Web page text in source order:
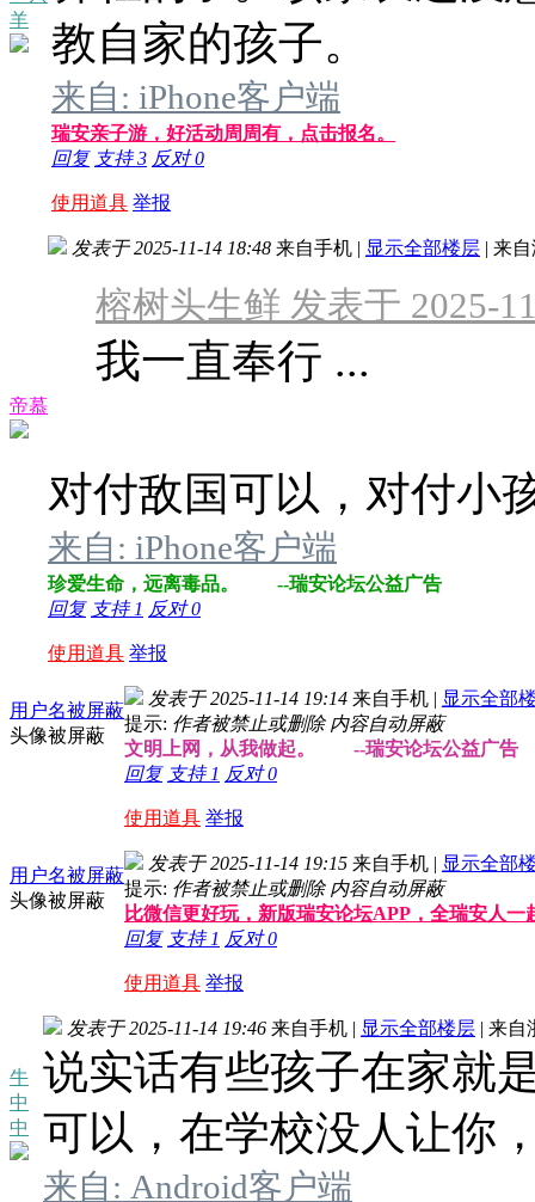
羊
教自家的孩子。
来自: iPhone客户端
瑞安亲子游，好活动周周有，点击报名。
回复 支持3 反对0
使用道具 举报
帝慕
发表于 2025-11-14 18:48 来自手机 | 显示全部楼层 | 来
榕树头生鲜 发表于 2025-
我一直奉行 ...
对付敌国可以，对付小
来自: iPhone客户端
珍爱生命，远离毒品。 --瑞安论坛公益广告
回复 支持 1 反对0
使用道具 举报
用户名被屏蔽
头像被屏蔽
发表于 2025-11-14 19:14 来自手机 | 显示全部
提示: 作者被禁止或删除 内容自动屏蔽
文明上网，从我做起。 --瑞安论坛公益广告
回复 支持 1 反对0
使用道具 举报
用户名被屏蔽
头像被屏蔽
发表于 2025-11-14 19:15 来自手机 | 显示全部
提示: 作者被禁止或删除 内容自动屏蔽
比微信更好玩，新版瑞安论坛APP，全瑞安人
回复 支持 1 反对0
使用道具 举报
牛
中
中
发表于 2025-11-14 19:46 来自手机 | 显示全部楼层 | 来自
说实话有些孩子在家就
可以，在学校没人让你
来自: Android客户端